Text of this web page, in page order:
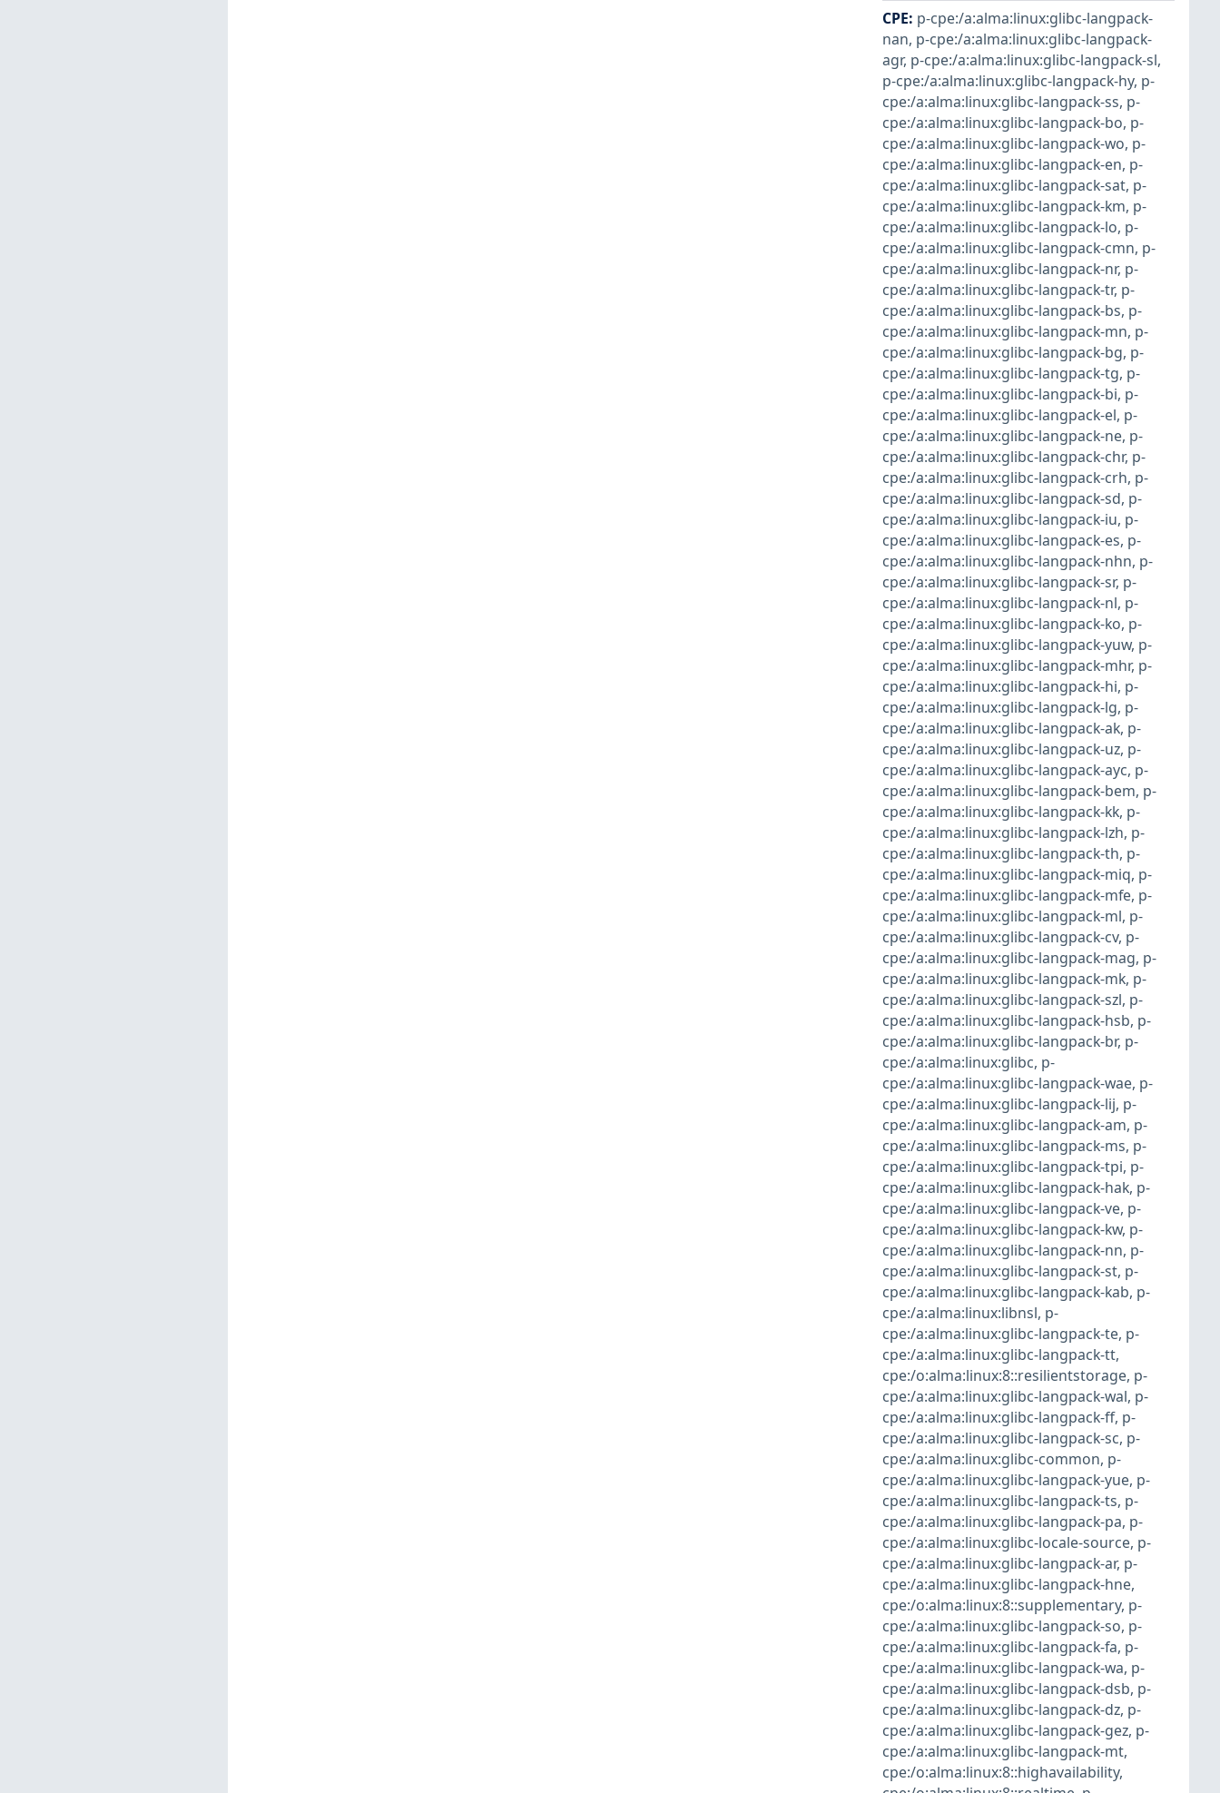
CPE: p-cpe:/a:alma:linux:glibc-langpack-
nan, p-cpe:/a:alma:linux:glibc-langpack-
agr, p-cpe:/a:alma:linux:glibc-langpack-sl,
p-cpe:/a:alma:linux:glibc-langpack-hy, p-
cpe:/a:alma:linux:glibc-langpack-ss, p-
cpe:/a:alma:linux:glibc-langpack-bo, p-
cpe:/a:alma:linux:glibc-langpack-wo, p-
cpe:/a:alma:linux:glibc-langpack-en, p-
cpe:/a:alma:linux:glibc-langpack-sat, p-
cpe:/a:alma:linux:glibc-langpack-km, p-
cpe:/a:alma:linux:glibc-langpack-lo, p-
cpe:/a:alma:linux:glibc-langpack-cmn, p-
cpe:/a:alma:linux:glibc-langpack-nr, p-
cpe:/a:alma:linux:glibc-langpack-tr, p-
cpe:/a:alma:linux:glibc-langpack-bs, p-
cpe:/a:alma:linux:glibc-langpack-mn, p-
cpe:/a:alma:linux:glibc-langpack-bg, p-
cpe:/a:alma:linux:glibc-langpack-tg, p-
cpe:/a:alma:linux:glibc-langpack-bi, p-
cpe:/a:alma:linux:glibc-langpack-el, p-
cpe:/a:alma:linux:glibc-langpack-ne, p-
cpe:/a:alma:linux:glibc-langpack-chr, p-
cpe:/a:alma:linux:glibc-langpack-crh, p-
cpe:/a:alma:linux:glibc-langpack-sd, p-
cpe:/a:alma:linux:glibc-langpack-iu, p-
cpe:/a:alma:linux:glibc-langpack-es, p-
cpe:/a:alma:linux:glibc-langpack-nhn, p-
cpe:/a:alma:linux:glibc-langpack-sr, p-
cpe:/a:alma:linux:glibc-langpack-nl, p-
cpe:/a:alma:linux:glibc-langpack-ko, p-
cpe:/a:alma:linux:glibc-langpack-yuw, p-
cpe:/a:alma:linux:glibc-langpack-mhr, p-
cpe:/a:alma:linux:glibc-langpack-hi, p-
cpe:/a:alma:linux:glibc-langpack-lg, p-
cpe:/a:alma:linux:glibc-langpack-ak, p-
cpe:/a:alma:linux:glibc-langpack-uz, p-
cpe:/a:alma:linux:glibc-langpack-ayc, p-
cpe:/a:alma:linux:glibc-langpack-bem, p-
cpe:/a:alma:linux:glibc-langpack-kk, p-
cpe:/a:alma:linux:glibc-langpack-lzh, p-
cpe:/a:alma:linux:glibc-langpack-th, p-
cpe:/a:alma:linux:glibc-langpack-miq, p-
cpe:/a:alma:linux:glibc-langpack-mfe, p-
cpe:/a:alma:linux:glibc-langpack-ml, p-
cpe:/a:alma:linux:glibc-langpack-cv, p-
cpe:/a:alma:linux:glibc-langpack-mag, p-
cpe:/a:alma:linux:glibc-langpack-mk, p-
cpe:/a:alma:linux:glibc-langpack-szl, p-
cpe:/a:alma:linux:glibc-langpack-hsb, p-
cpe:/a:alma:linux:glibc-langpack-br, p-
cpe:/a:alma:linux:glibc, p-
cpe:/a:alma:linux:glibc-langpack-wae, p-
cpe:/a:alma:linux:glibc-langpack-lij, p-
cpe:/a:alma:linux:glibc-langpack-am, p-
cpe:/a:alma:linux:glibc-langpack-ms, p-
cpe:/a:alma:linux:glibc-langpack-tpi, p-
cpe:/a:alma:linux:glibc-langpack-hak, p-
cpe:/a:alma:linux:glibc-langpack-ve, p-
cpe:/a:alma:linux:glibc-langpack-kw, p-
cpe:/a:alma:linux:glibc-langpack-nn, p-
cpe:/a:alma:linux:glibc-langpack-st, p-
cpe:/a:alma:linux:glibc-langpack-kab, p-
cpe:/a:alma:linux:libnsl, p-
cpe:/a:alma:linux:glibc-langpack-te, p-
cpe:/a:alma:linux:glibc-langpack-tt,
cpe:/o:alma:linux:8::resilientstorage, p-
cpe:/a:alma:linux:glibc-langpack-wal, p-
cpe:/a:alma:linux:glibc-langpack-ff, p-
cpe:/a:alma:linux:glibc-langpack-sc, p-
cpe:/a:alma:linux:glibc-common, p-
cpe:/a:alma:linux:glibc-langpack-yue, p-
cpe:/a:alma:linux:glibc-langpack-ts, p-
cpe:/a:alma:linux:glibc-langpack-pa, p-
cpe:/a:alma:linux:glibc-locale-source, p-
cpe:/a:alma:linux:glibc-langpack-ar, p-
cpe:/a:alma:linux:glibc-langpack-hne,
cpe:/o:alma:linux:8::supplementary, p-
cpe:/a:alma:linux:glibc-langpack-so, p-
cpe:/a:alma:linux:glibc-langpack-fa, p-
cpe:/a:alma:linux:glibc-langpack-wa, p-
cpe:/a:alma:linux:glibc-langpack-dsb, p-
cpe:/a:alma:linux:glibc-langpack-dz, p-
cpe:/a:alma:linux:glibc-langpack-gez, p-
cpe:/a:alma:linux:glibc-langpack-mt,
cpe:/o:alma:linux:8::highavailability,